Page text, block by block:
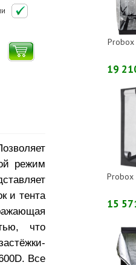
19
Probox
15
режим
и тента
что
Все